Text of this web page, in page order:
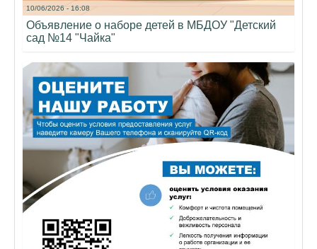
10/06/2026 - 16:08
Объявление о наборе детей в МБДОУ "Детский
сад №14 "Чайка"